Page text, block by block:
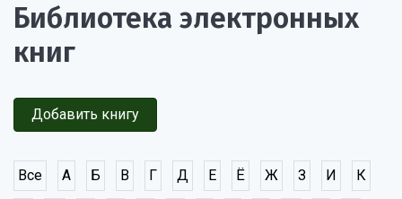
Библиотека электронных
книг
Добавить книгу
Все А Б В Г Д Е Ё Ж З И К